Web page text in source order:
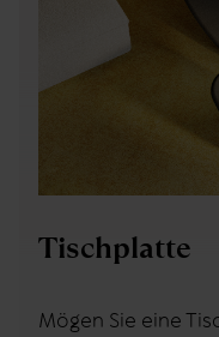
Tischplatte
Mögen Sie eine